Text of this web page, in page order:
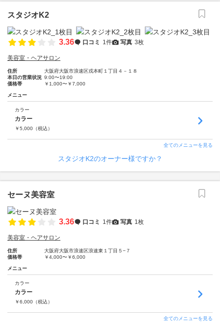
スタジオK2
3.36 口コミ 1件 写真 3枚
美容室・ヘアサロン
住所
大阪府大阪市浪速区戎本町１丁目４－１８
本日の営業状況 9:00〜19:00
価格帯
￥1,000〜￥7,000
メニュー
カラー
カラー
￥5,000 （税込）
全てのメニューを見る
スタジオK2のオーナー様ですか？
セーヌ美容室
3.36 口コミ 1件 写真 1枚
美容室・ヘアサロン
住所
大阪府大阪市浪速区浪速東１丁目５−７
価格帯
￥4,000〜￥6,000
メニュー
カラー
カラー
￥6,000 （税込）
全てのメニューを見る